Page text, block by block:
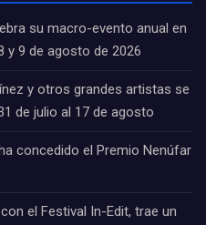
su macro-evento anual en
y 9 de agosto de 2026
y otros grandes artistas se
de julio al 17 de agosto
concedido el Premio Nenúfar
el Festival In-Edit, trae un